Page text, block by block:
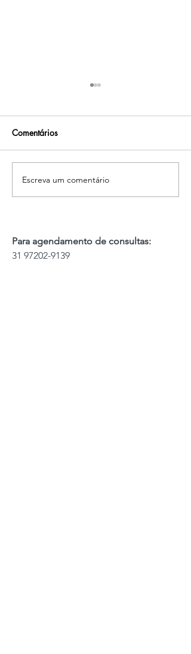
Você conhece os
benefícios do BOTOX?
Comentários
Escreva um comentário
Para agendamento de consultas:
31 97202-9139